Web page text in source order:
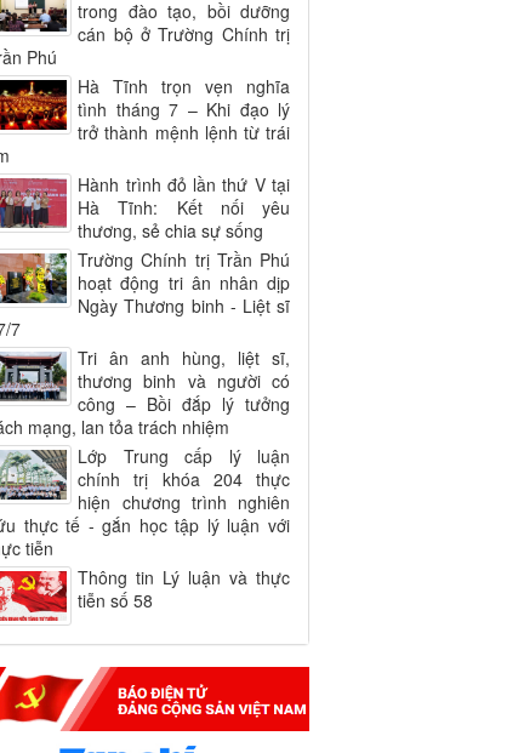
trong đào tạo, bồi dưỡng
cán bộ ở Trường Chính trị
Phú
Hà Tĩnh trọn vẹn nghĩa
tình tháng 7 – Khi đạo lý
trở thành mệnh lệnh từ trái
Hành trình đỏ lần thứ V tại
Hà Tĩnh: Kết nối yêu
thương, sẻ chia sự sống
Trường Chính trị Trần Phú
hoạt động tri ân nhân dịp
Ngày Thương binh - Liệt sĩ
7
Tri ân anh hùng, liệt sĩ,
thương binh và người có
công – Bồi đắp lý tưởng
mạng, lan tỏa trách nhiệm
Lớp Trung cấp lý luận
chính trị khóa 204 thực
hiện chương trình nghiên
thực tế - gắn học tập lý luận với
tiễn
Thông tin Lý luận và thực
tiễn số 58